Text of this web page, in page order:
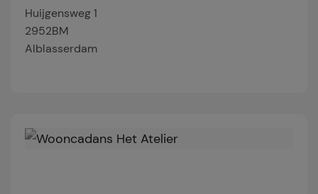
Huijgensweg 1
2952BM
Alblasserdam